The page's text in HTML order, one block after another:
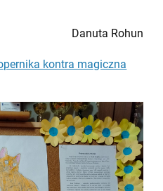
Danuta Rohun
kontra magiczna